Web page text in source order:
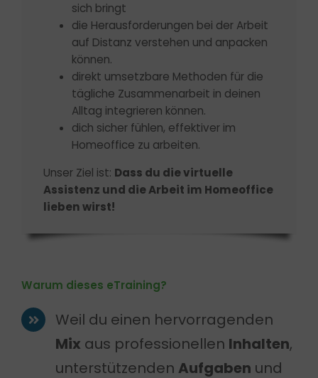
sich bringt
die Herausforderungen bei der Arbeit
auf Distanz verstehen und anpacken
können.
direkt umsetzbare Methoden für die
tägliche Zusammenarbeit in deinen
Alltag integrieren können.
dich sicher fühlen, effektiver im
Homeoffice zu arbeiten.
Unser Ziel ist: Dass du die virtuelle
Assistenz und die Arbeit im Homeoffice
lieben wirst!
Warum dieses eTraining?
Weil du einen hervorragenden
Mix aus professionellen Inhalten,
unterstützenden Aufgaben und